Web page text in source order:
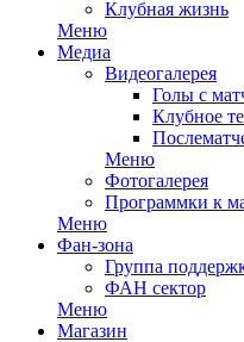
Клубная жизнь
Меню
Медиа
Видеогалерея
Голы с
Клубное
Меню
Фотогалерея
Программки к
Меню
Фан-зона
Группа
ФАН сектор
Меню
Магазин